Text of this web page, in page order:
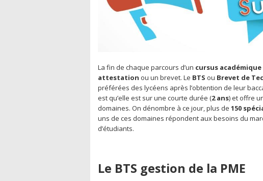
La fin de chaque parcours d’un cursus académique
attestation ou un brevet. Le BTS ou Brevet de
préférées des lycéens après l’obtention de leur
est qu’elle est sur une courte durée (2 ans) et offre
domaines. On dénombre à ce jour, plus de 150
uns de ces domaines répondent aux besoins du
d’étudiants.
Le BTS gestion de la PME